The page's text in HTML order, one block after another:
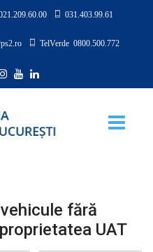
031.403.99.61
TelVerde 0800.500.772
fără
UAT